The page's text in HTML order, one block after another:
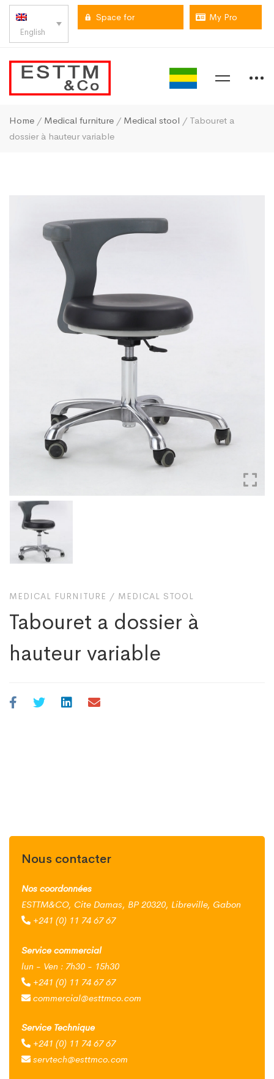
English
Space for My Pro
Home / Medical furniture / Medical stool / Tabouret a
dossier à hauteur variable
MEDICAL FURNITURE / MEDICAL STOOL
Tabouret a dossier à
hauteur variable
Nous contacter
Nos coordonnées
ESTTM&CO, Cite Damas, BP 20320, Libreville, Gabon
+241 (0) 11 74 67 67
Service commercial
lun - Ven : 7h30 - 15h30
+241 (0) 11 74 67 67
commercial@esttmco.com
Service Technique
+241 (0) 11 74 67 67
servtech@esttmco.com